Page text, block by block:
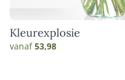
Kleurexplosie
vanaf53,98